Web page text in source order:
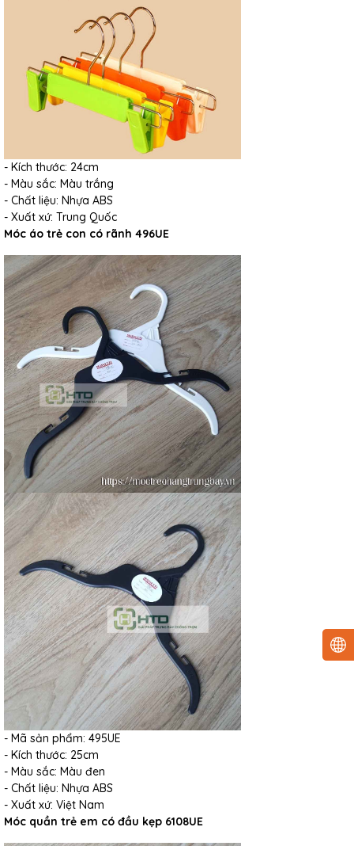
- Kích thước: 24cm
- Màu sắc: Màu trắng
- Chất liệu: Nhựa ABS
- Xuất xứ: Trung Quốc
Móc áo trẻ con có rãnh 496UE
- Mã sản phẩm: 495UE
- Kích thước: 25cm
- Màu sắc: Màu đen
- Chất liệu: Nhựa ABS
- Xuất xứ: Việt Nam
Móc quần trẻ em có đầu kẹp 6108UE